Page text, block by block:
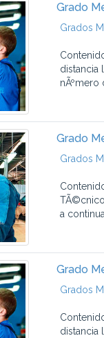
Grado
Grados
distancia
nÃºmero
Grado
Grados
a
Grado
Grados
distancia